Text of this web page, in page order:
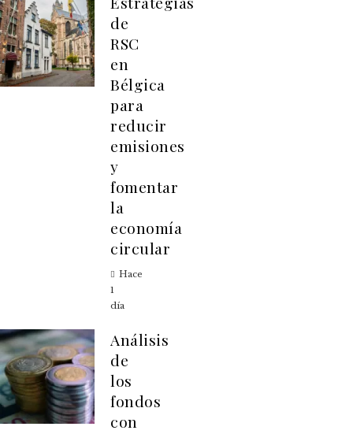
de
RSC
en
Bélgica
para
reducir
emisiones
y
fomentar
la
economía
circular
Hace
1
día
Análisis
de
los
fondos
con